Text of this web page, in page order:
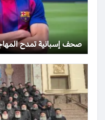
صحف إسبانية تمدح